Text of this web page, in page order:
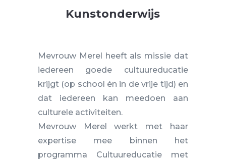
Kunstonderwijs
Mevrouw Merel heeft als missie dat
iedereen goede cultuureducatie
krijgt (op school én in de vrije tijd) en
dat iedereen kan meedoen aan
culturele activiteiten.
Mevrouw Merel werkt met haar
expertise mee binnen het
programma Cultuureducatie met